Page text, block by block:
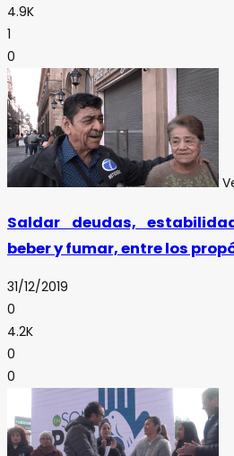
4.9K
1
0
Saldar deudas,
beber y fumar, entre los
31/12/2019
0
4.2K
0
0